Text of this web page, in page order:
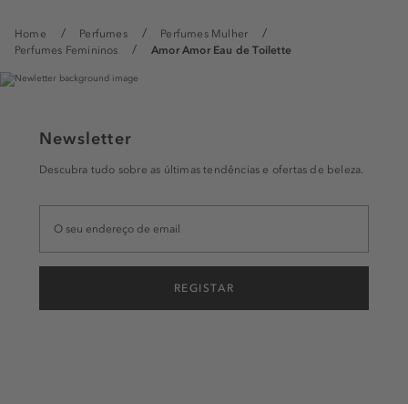
Home Perfumes
Perfumes Mulher
Perfumes Femininos
Amor Amor Eau de Toilette
Newsletter
Descubra tudo sobre as últimas tendências e ofertas de beleza.
REGISTAR